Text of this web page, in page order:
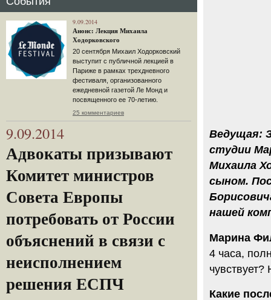
9.09.2014
Анонс: Лекция Михаила
Ходорковского
20 сентября Михаил Ходорковский
выступит с публичной лекцией в
Париже в рамках трехдневного
фестиваля, организованного
ежедневной газетой Ле Монд и
посвященного ее 70-летию.
25 комментариев
9.09.2014
Адвокаты призывают
Комитет министров
Совета Европы
потребовать от России
объяснений в связи с
неисполнением
решения ЕСПЧ
Ведущая:
студии
Михаила
сыном.
нашей
Марина
4 часа,
Какие